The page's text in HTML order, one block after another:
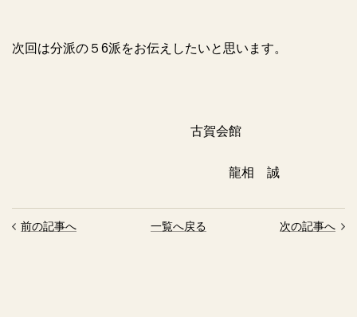
次回は分派の５6派をお伝えしたいと思います。
古賀会館
龍相 誠
前の記事へ 一覧へ戻る 次の記事へ